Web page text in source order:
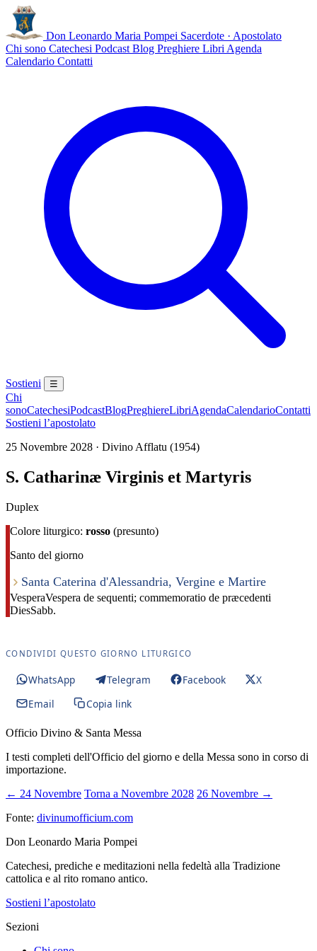
Don Leonardo Maria Pompei Sacerdote · Apostolato
Chi sono Catechesi Podcast Blog Preghiere Libri Agenda
Calendario Contatti
Sostieni ☰
Chi
sonoCatechesiPodcastBlogPreghiereLibriAgendaCalendarioContatti
Sostieni l’apostolato
25 Novembre 2028 · Divino Afflatu (1954)
S. Catharinæ Virginis et Martyris
Duplex
Colore liturgico: rosso (presunto)
Santo del giorno
Santa Caterina d'Alessandria, Vergine e Martire
VesperaVespera de sequenti; commemoratio de præcedenti
DiesSabb.
CONDIVIDI QUESTO GIORNO LITURGICO
WhatsApp Telegram Facebook
X
Email
Copia link
Officio Divino & Santa Messa
I testi completi dell'Officio del giorno e della Messa sono in corso di
importazione.
← 24 Novembre Torna a Novembre 2028 26 Novembre →
Fonte: divinumofficium.com
Don Leonardo Maria Pompei
Catechesi, prediche e meditazioni nella fedeltà alla Tradizione
cattolica e al rito romano antico.
Sostieni l’apostolato
Sezioni